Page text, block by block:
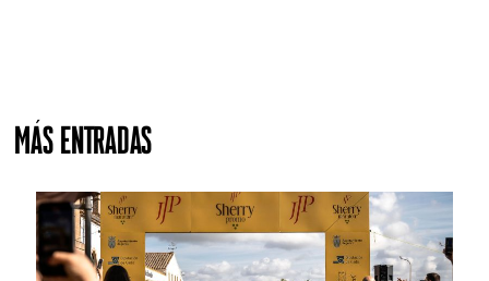
MÁS ENTRADAS